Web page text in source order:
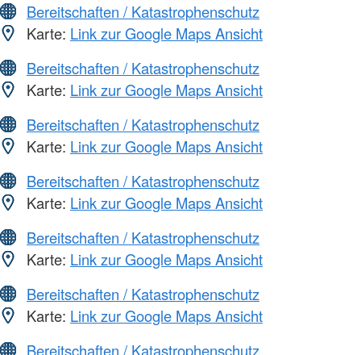
Bereitschaften / Katastrophenschutz
Karte: Link zur Google Maps Ansicht
Bereitschaften / Katastrophenschutz
Karte: Link zur Google Maps Ansicht
Bereitschaften / Katastrophenschutz
Karte: Link zur Google Maps Ansicht
Bereitschaften / Katastrophenschutz
Karte: Link zur Google Maps Ansicht
Bereitschaften / Katastrophenschutz
Karte: Link zur Google Maps Ansicht
Bereitschaften / Katastrophenschutz
Karte: Link zur Google Maps Ansicht
Bereitschaften / Katastrophenschutz